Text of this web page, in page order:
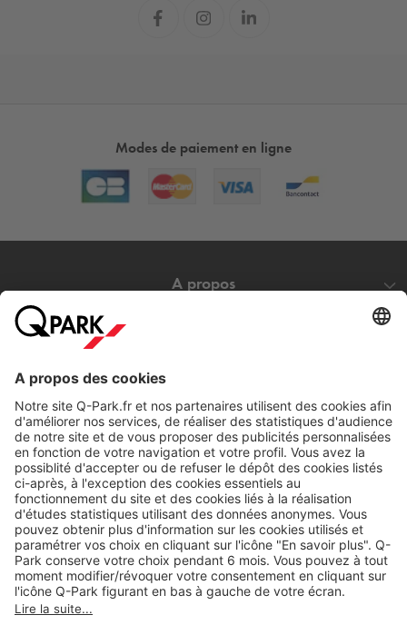
Modes de paiement en ligne
A propos
Nos services
Cookies
Copyright
CGV